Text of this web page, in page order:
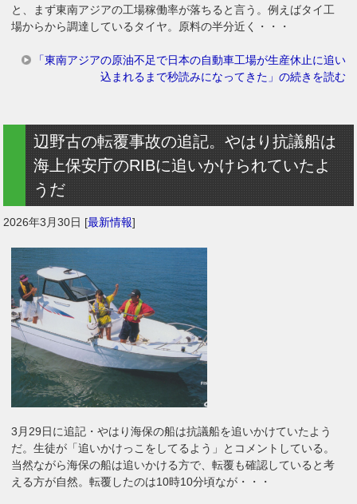
と、まず東南アジアの工場稼働率が落ちると言う。例えばタイ工
場からから調達しているタイヤ。原料の半分近く・・・
「東南アジアの原油不足で日本の自動車工場が生産休止に追い
込まれるまで秒読みになってきた」の続きを読む
辺野古の転覆事故の追記。やはり抗議船は
海上保安庁のRIBに追いかけられていたよ
うだ
2026年3月30日 [最新情報]
3月29日に追記・やはり海保の船は抗議船を追いかけていたよう
だ。生徒が「追いかけっこをしてるよう」とコメントしている。
当然ながら海保の船は追いかける方で、転覆も確認していると考
える方が自然。転覆したのは10時10分頃なが・・・